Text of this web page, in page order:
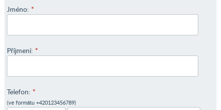
Jméno: *
Příjmení: *
Telefon: *
(ve formátu +420123456789)